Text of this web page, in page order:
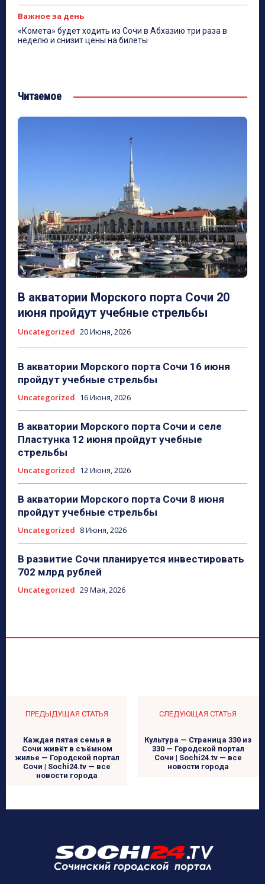
Важное за день
«Комета» будет ходить из Сочи в Абхазию три раза в
неделю и снизит цены на билеты
Читаемое
В акватории Морского порта Сочи 20
июня пройдут учебные стрельбы
Uncategorized 20 Июня, 2026
В акватории Морского порта Сочи 16 июня
пройдут учебные стрельбы
Uncategorized 16 Июня, 2026
В акватории Морского порта Сочи и селе
Пластунка 12 июня пройдут учебные
стрельбы
Uncategorized 12 Июня, 2026
В акватории Морского порта Сочи 8 июня
пройдут учебные стрельбы
Uncategorized 8 Июня, 2026
В развитие Сочи планируется инвестировать
702 млрд рублей
Uncategorized 29 Мая, 2026
ПРЕДЫДУЩАЯ СТАТЬЯ
Каждая пятая семья в
Сочи живёт в съёмном
жилье — Городской портал
Сочи | Sochi24.tv — все
новости города
СЛЕДУЮЩАЯ СТАТЬЯ
Культура — Страница 330 из
330 — Городской портал
Сочи | Sochi24.tv — все
новости города